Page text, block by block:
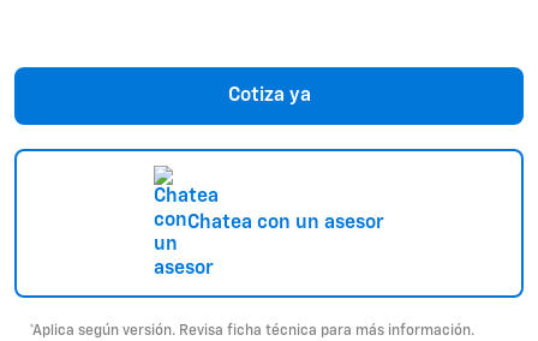
Cotiza ya
Chatea con un asesor
*Aplica según versión. Revisa ficha técnica para más información.